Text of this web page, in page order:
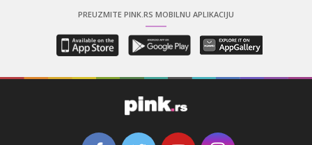
PREUZMITE PINK.RS MOBILNU APLIKACIJU